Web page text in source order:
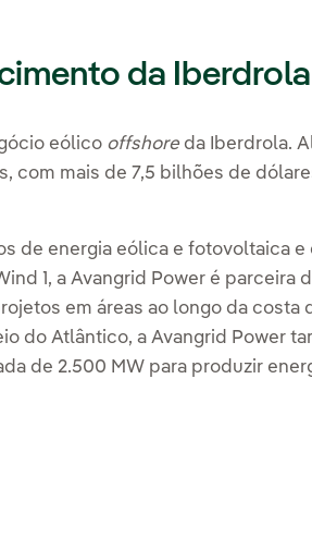
da
eólico offshore da Iberdrola.
com mais de 7,5 bilhões de
de energia eólica e fotovoltaica
1, a Avangrid Power é parceira
em áreas ao longo da costa
do Atlântico, a Avangrid Power
de 2.500 MW para produzir